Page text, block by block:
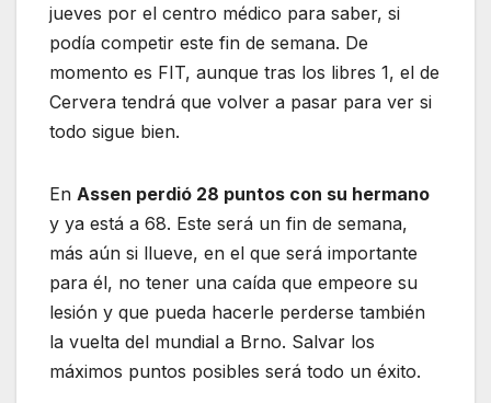
jueves por el centro médico para saber, si
podía competir este fin de semana. De
momento es FIT, aunque tras los libres 1, el de
Cervera tendrá que volver a pasar para ver si
todo sigue bien.
En Assen perdió 28 puntos con su hermano
y ya está a 68. Este será un fin de semana,
más aún si llueve, en el que será importante
para él, no tener una caída que empeore su
lesión y que pueda hacerle perderse también
la vuelta del mundial a Brno. Salvar los
máximos puntos posibles será todo un éxito.